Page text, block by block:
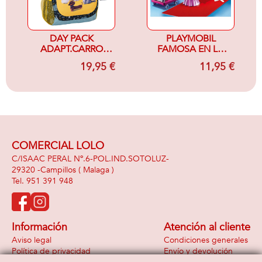
DAY PACK
ADAPT.CARRO
THE SECRET LIFE
19,95 €
PLAYMOBIL
FAMOSA EN LA
ALFOMBRA ROJA
11,95 €
COMERCIAL LOLO
C/ISAAC PERAL Nº.6-POL.IND.SOTOLUZ-
29320 -Campillos ( Malaga )
951 391 948
Información
Aviso legal
Política de privacidad
Atención al cliente
Condiciones generales
Envío y devolución